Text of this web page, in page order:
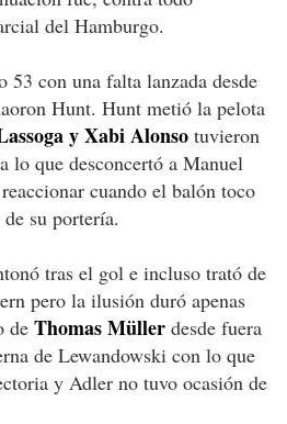
del Hamburgo.
con una falta lanzada desde
Hunt. Hunt metió la pelota
y Xabi Alonso tuvieron
lo que desconcertó a Manuel
cuando el balón toco
su portería.
tras el gol e incluso trató de
pero la ilusión duró apenas
de Thomas Müller desde fuera
de Lewandowski con lo que
y Adler no tuvo ocasión de